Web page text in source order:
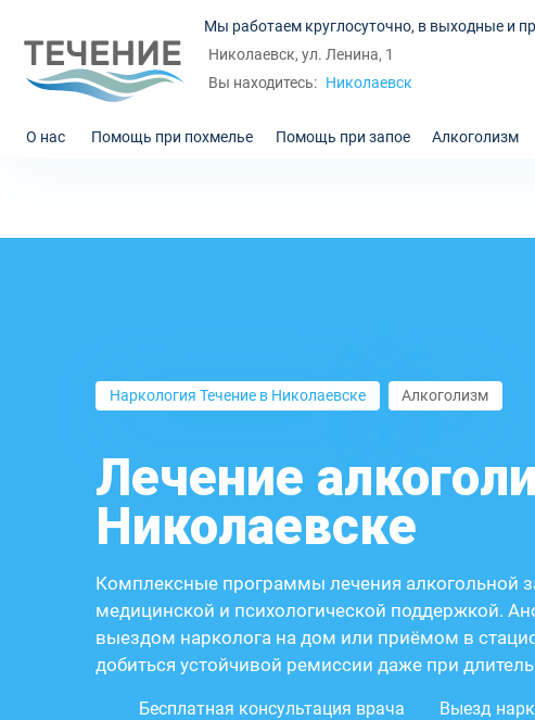
Мы работаем круглосуточно, в выходные и
Николаевск, ул. Ленина, 1
Вы находитесь: Николаевск
О нас Помощь при похмелье Помощь при запое Алкоголизм
Наркология Течение в Николаевске Алкоголизм
Лечение
Николаевске
Комплексные программы лечения алкогольной
медицинской и психологической поддержкой.
выездом нарколога на дом или приёмом в
добиться устойчивой ремиссии даже при
Бесплатная консультация врача
Выезд